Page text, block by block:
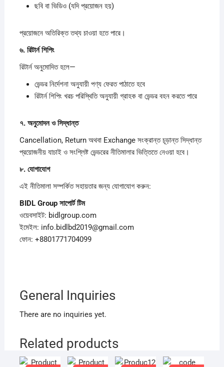
ছবি বা ভিডিও (যদি প্রয়োজন হয়)
প্রয়োজনে অতিরিক্ত তথ্য চাওয়া হতে পারে।
৬. রিটার্নশিপিং
রিটার্ন অনুমোদিত হলে—
ভেন্ডর নির্দেশনা অনুযায়ী পণ্য ফেরত পাঠাতে হবে
রিটার্ন শিপিং খরচ পরিস্থিতি অনুযায়ী গ্রাহক বা ভেন্ডর বহন করতে পারে
৭. অনুমোদনওসিদ্ধান্ত
Cancellation, Return অথবা Exchange সংক্রান্ত চূড়ান্ত সিদ্ধান্ত
প্রয়োজনীয় যাচাই ও সংশ্লিষ্ট ভেন্ডরের নীতিমালার ভিত্তিতে নেওয়া হবে।
৮. যোগাযোগ
এই নীতিমালা সম্পর্কিত সহায়তার জন্য যোগাযোগ করুন:
BIDL Group সাপোর্টটিম
ওয়েবসাইট: bidlgroup.com
ইমেইল: info.bidlbd2019@gmail.com
ফোন: +8801771704099
General Inquiries
There are no inquiries yet.
Related products